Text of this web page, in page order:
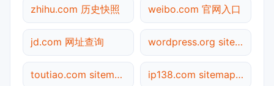
zhihu.com 历史快照 weibo.com 官网入口
jd.com 网址查询 wordpress.org sitemap.xml检测
toutiao.com sitemap.xml检测 ip138.com sitemap.xml检测